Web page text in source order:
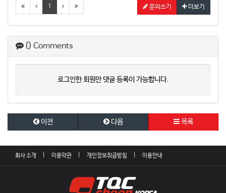
1 문의쓰기 더보기
0 Comments
로그인한 회원만 댓글 등록이 가능합니다.
이전 다음 목록
회사 소개 이용약관 개인정보취급방침 이용안내